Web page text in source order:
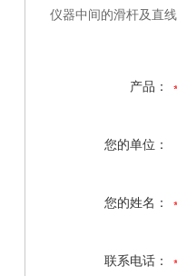
仪器中间的滑杆及直
产品：
您的单位：
您的姓名：
联系电话：